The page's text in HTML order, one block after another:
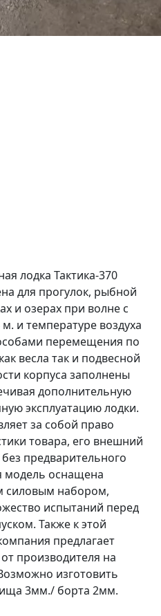
лодка Тактика-370
для прогулок, рыбной
и озерах при волне с
и температуре воздуха
перемещения по
весла так и подвесной
корпуса заполнены
дополнительную
эксплуатацию лодки.
за собой право
товара, его внешний
предварительного
модель оснащена
набором,
испытаний перед
Также к этой
предлагает
производителя на
изготовить
3мм./ борта 2мм.